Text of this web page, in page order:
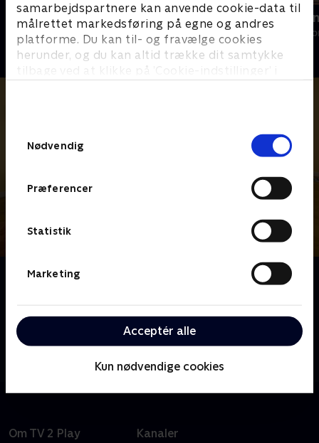
samarbejdspartnere kan anvende cookie-data til
målrettet markedsføring på egne og andres
platforme. Du kan til- og fravælge cookies
herunder, og du kan altid trække dit samtykke
tilbage ved at klikke på ’Cookie-indstillinger’ i
Nødvendig
Præferencer
Statistik
Marketing
Acceptér alle
Kun nødvendige cookies
Beliggenhed, beliggenhed,
beliggenhed
Livsstil • 18 sæsoner
Linde på
Livsstil • 5
Om Vi drukner i rod
stress og uendelige bunker, der aldrig forsvinder. En
række familier får derfor hjælp til at komme rodet til
Om TV 2 Play Kanaler